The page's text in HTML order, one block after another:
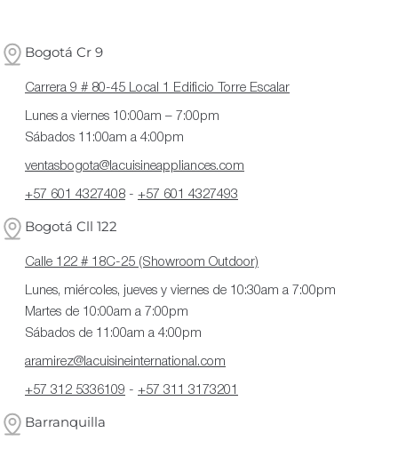
Bogotá Cr 9
Carrera 9 # 80-45 Local 1 Edificio Torre Escalar
Lunes a viernes 10:00am – 7:00pm
Sábados 11:00am a 4:00pm
ventasbogota@lacuisineappliances.com
+57 601 4327408 - +57 601 4327493
Bogotá Cll 122
Calle 122 # 18C-25 (Showroom Outdoor)
Lunes, miércoles, jueves y viernes de 10:30am a 7:00pm
Martes de 10:00am a 7:00pm
Sábados de 11:00am a 4:00pm
aramirez@lacuisineinternational.com
+57 312 5336109 - +57 311 3173201
Barranquilla